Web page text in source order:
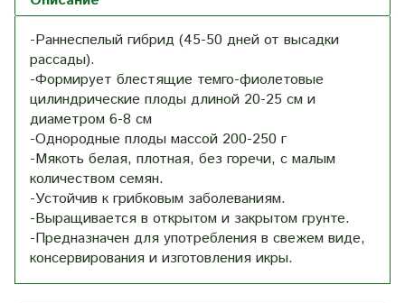
-Раннеспелый гибрид (45-50 дней от высадки
рассады).
-Формирует блестящие темго-фиолетовые
цилиндрические плоды длиной 20-25 см и
диаметром 6-8 см
-Однородные плоды массой 200-250 г
-Мякоть белая, плотная, без горечи, с малым
количеством семян.
-Устойчив к грибковым заболеваниям.
-Выращивается в открытом и закрытом грунте.
-Предназначен для употребления в свежем виде,
консервирования и изготовления икры.